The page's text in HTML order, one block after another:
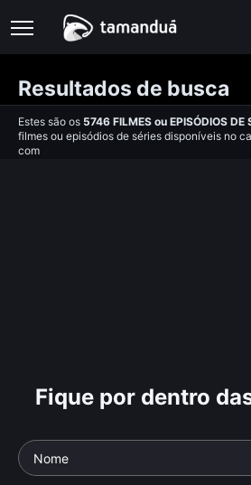
Resultados de busca
Estes são os 5746 FILMES ou EPISÓDIOS DE
filmes ou episódios de séries disponíveis no
com
Fique por dentro